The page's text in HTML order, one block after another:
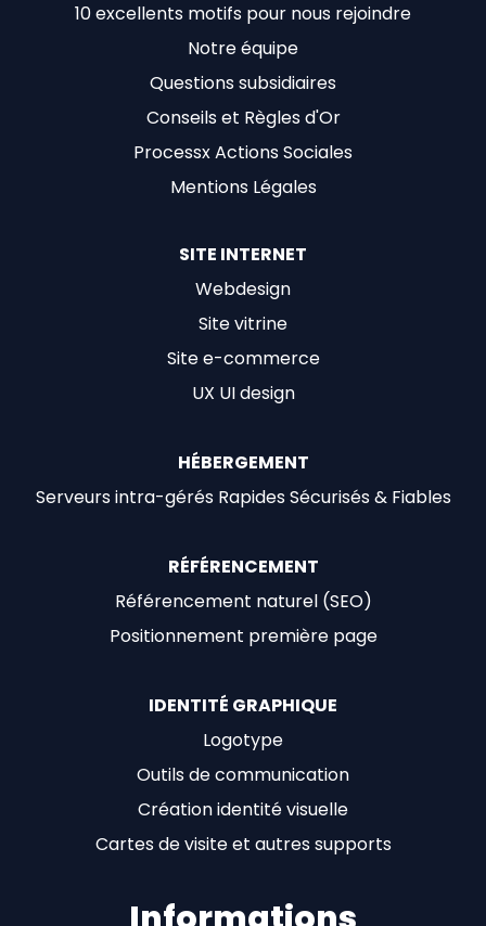
10 excellents motifs pour nous rejoindre
Notre équipe
Questions subsidiaires
Conseils et Règles d'Or
Processx Actions Sociales
Mentions Légales
SITE INTERNET
Webdesign
Site vitrine
Site e-commerce
UX UI design
HÉBERGEMENT
Serveurs intra-gérés Rapides Sécurisés & Fiables
RÉFÉRENCEMENT
Référencement naturel (SEO)
Positionnement première page
IDENTITÉ GRAPHIQUE
Logotype
Outils de communication
Création identité visuelle
Cartes de visite et autres supports